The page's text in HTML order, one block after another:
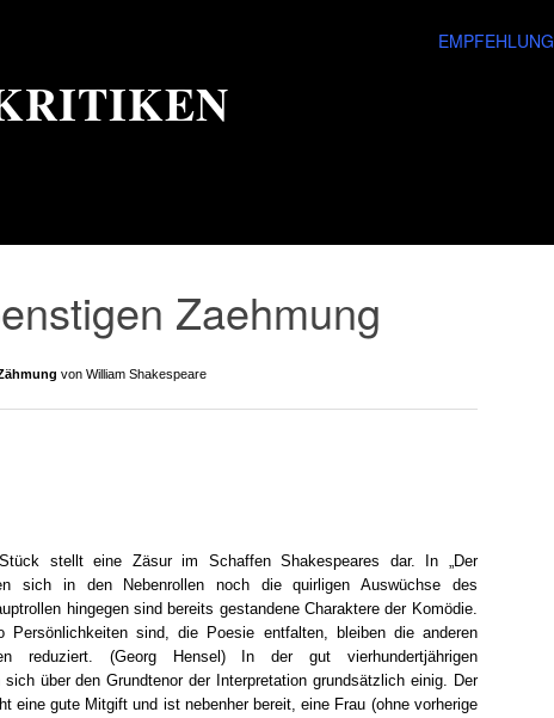
EMPFEHLUNG
Zaehmung
von William Shakespeare
stellt eine Zäsur im Schaffen Shakespeares dar. In „Der
sich in den Nebenrollen noch die quirligen Auswüchse des
hingegen sind bereits gestandene Charaktere der Komödie.
Persönlichkeiten sind, die Poesie entfalten, bleiben die anderen
reduziert. (Georg Hensel) In der gut vierhundertjährigen
über den Grundtenor der Interpretation grundsätzlich einig. Der
eine gute Mitgift und ist nebenher bereit, eine Frau (ohne vorherige